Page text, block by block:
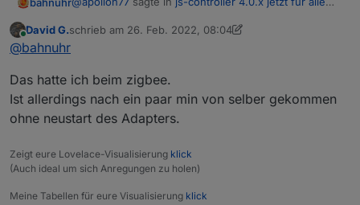
Habe master und slave upggedatet auf 4.0.15
Dann beide mit iob start gestartet.
Meine Instanzen mbus und smartmeter beim slave
bliebe aber rot.
dann grün.
Online
David G.schrieb am 26. Feb. 2022, 08:04
zuletzt editiert von David G.
@bahnuhr
Das hatte ich beim zigbee.
Ist allerdings nach ein paar min von selber gekommen
ohne neustart des Adapters.
Zeigt eure Lovelace-Visualisierung klick
(Auch ideal um sich Anregungen zu holen)
Meine Tabellen für eure Visualisierung klick